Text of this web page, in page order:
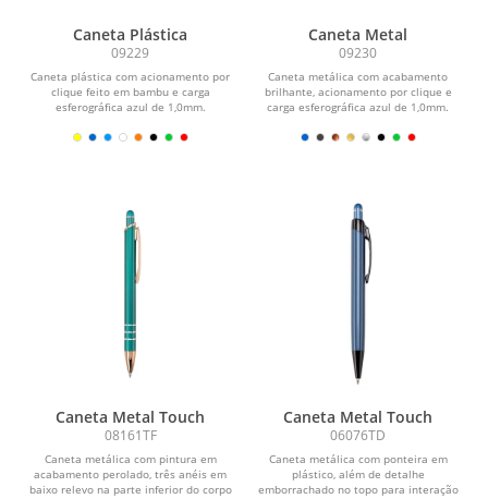
Caneta Plástica
09229
Caneta plástica com acionamento por
clique feito em bambu e carga
esferográfica azul de 1,0mm.
Caneta Metal
09230
Caneta metálica com acabamento
brilhante, acionamento por clique e
carga esferográfica azul de 1,0mm.
Caneta Metal Touch
08161TF
Caneta metálica com pintura em
acabamento perolado, três anéis em
baixo relevo na parte inferior do corpo
Caneta Metal Touch
06076TD
Caneta metálica com ponteira em
plástico, além de detalhe
emborrachado no topo para interação